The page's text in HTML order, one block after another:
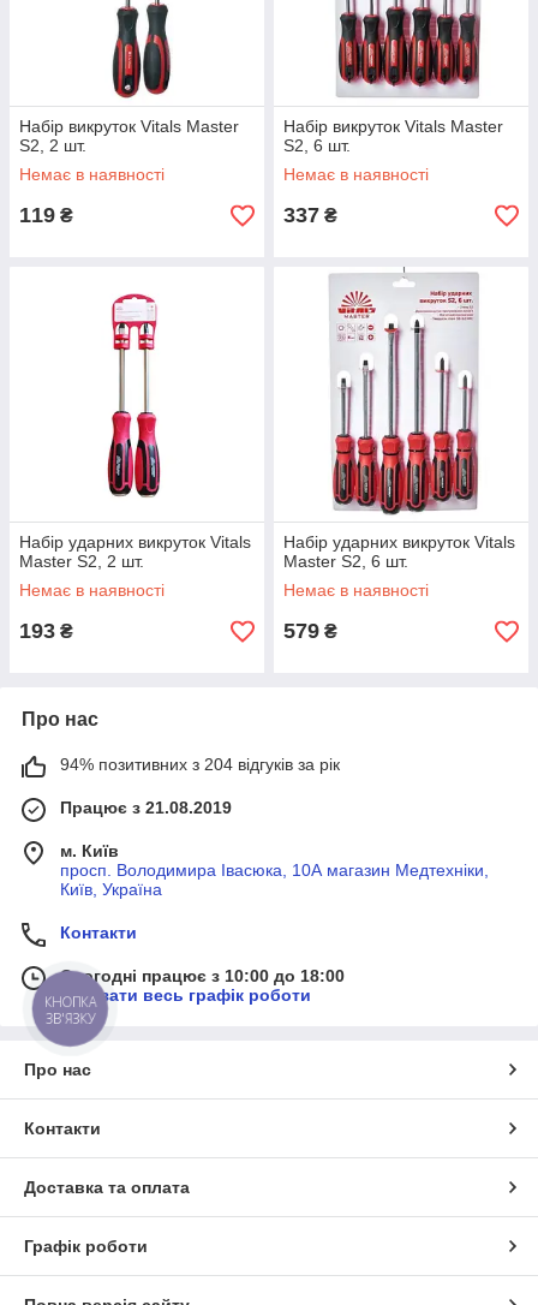
Набір викруток Vitals Master
S2, 2 шт.
Немає в наявності
119 ₴
Набір викруток Vitals Master
S2, 6 шт.
Немає в наявності
337 ₴
Набір ударних викруток Vitals
Master S2, 2 шт.
Немає в наявності
193 ₴
Набір ударних викруток Vitals
Master S2, 6 шт.
Немає в наявності
579 ₴
Про нас
94% позитивних з 204 відгуків за рік
Працює з 21.08.2019
м. Київ
просп. Володимира Івасюка, 10А магазин Медтехніки,
Київ, Україна
Контакти
Сьогодні працює з 10:00 до 18:00
Показати весь графік роботи
Про нас
Контакти
Доставка та оплата
Графік роботи
КНОПКА
ЗВ'ЯЗКУ